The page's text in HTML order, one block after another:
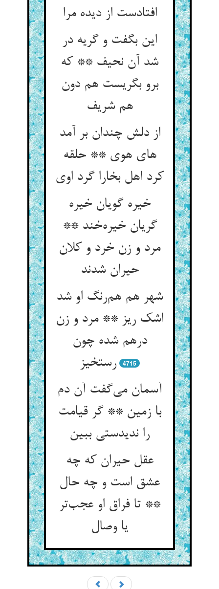
افتادست از دیده مرا
این بگفت و گریه در
شد آن نحیف ** که
برو بگریست هم دون
هم شریف
از دلش چندان بر آمد
های هوی ** حلقه
کرد اهل بخارا گرد اوی
خیره گویان خیره
گریان خیره‌خند **
مرد و زن خرد و کلان
حیران شدند
شهر هم هم‌رنگ او شد
اشک ریز ** مرد و زن
درهم شده چون
رستخیز
4715
آسمان می‌گفت آن دم
با زمین ** گر قیامت
را ندیدستی ببین
عقل حیران که چه
عشق است و چه حال
** تا فراق او عجب‌تر
یا وصال